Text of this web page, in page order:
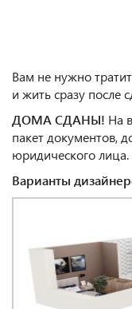
Вам не нужно
и жить сразу после
ДОМА СДАНЫ! На
пакет документов,
юридического лица.
Варианты